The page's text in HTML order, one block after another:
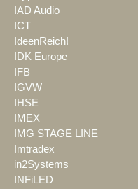
IAD Audio
ICT
IdeenReich!
IDK Europe
IFB
IGVW
IHSE
IMEX
IMG STAGE LINE
Imtradex
in2Systems
INFiLED